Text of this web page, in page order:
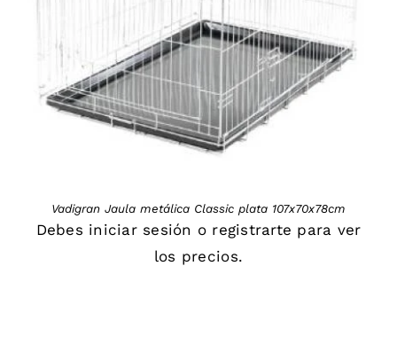
Vadigran Jaula metálica Classic plata 107x70x78cm
Debes iniciar sesión o registrarte para ver
los precios.